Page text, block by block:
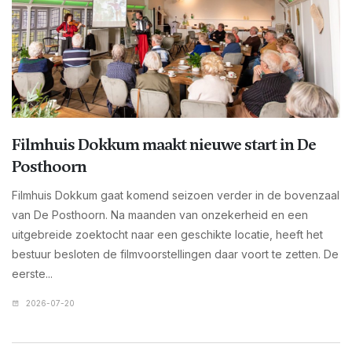
Filmhuis Dokkum maakt nieuwe start in De
Posthoorn
Filmhuis Dokkum gaat komend seizoen verder in de bovenzaal
van De Posthoorn. Na maanden van onzekerheid en een
uitgebreide zoektocht naar een geschikte locatie, heeft het
bestuur besloten de filmvoorstellingen daar voort te zetten. De
eerste...
2026-07-20